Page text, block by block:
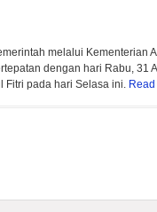
melalui Kementerian
dengan hari Rabu, 31
Fitri pada hari Selasa ini.